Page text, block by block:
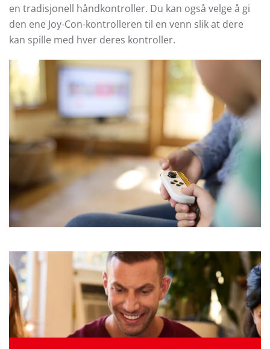
en tradisjonell håndkontroller. Du kan også velge å gi
den ene Joy-Con-kontrolleren til en venn slik at dere
kan spille med hver deres kontroller.